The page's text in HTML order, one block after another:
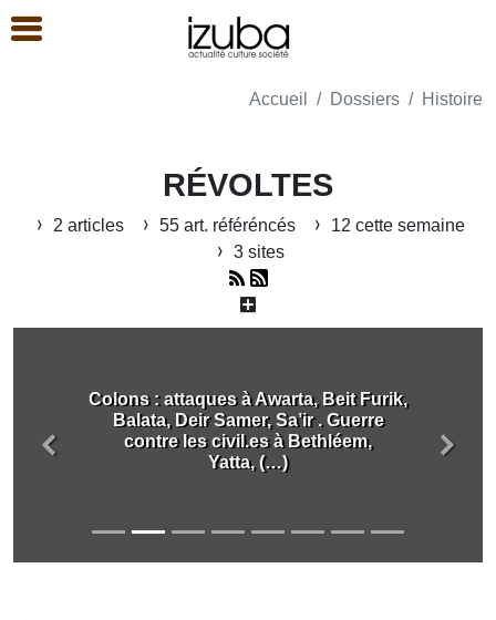
Accueil Dossiers Histoire
RÉVOLTES
2 articles 55 art. référéncés
12 cette semaine
3 sites
Colons : attaques à Awarta, Beit Furik,
Balata, Deir Samer, Sa’ir . Guerre
contre les civil.es à Bethléem,
Yatta, (…)
Précédent